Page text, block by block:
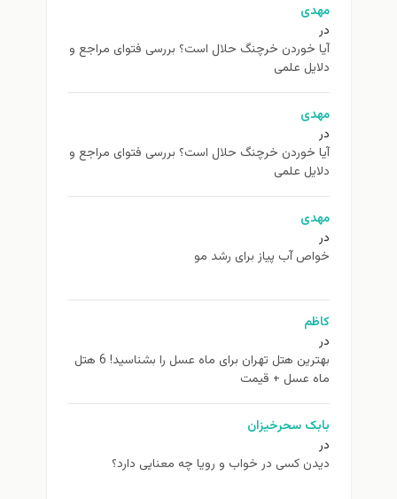
مهدی
در
آیا خوردن خرچنگ حلال است؟ بررسی فتوای مراجع و
دلایل علمی
مهدی
در
آیا خوردن خرچنگ حلال است؟ بررسی فتوای مراجع و
دلایل علمی
مهدی
در
خواص آب پیاز برای رشد مو
کاظم
در
بهترین هتل تهران برای ماه عسل را بشناسید! 6 هتل
ماه عسل + قیمت
بابک سحرخیزان
در
دیدن کسی در خواب و رویا چه معنایی دارد؟